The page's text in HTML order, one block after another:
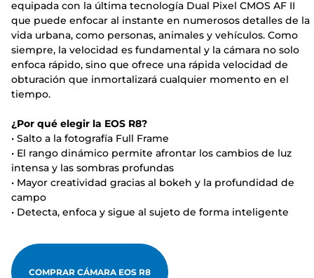
equipada con la última tecnología Dual Pixel CMOS AF II
que puede enfocar al instante en numerosos detalles de la
vida urbana, como personas, animales y vehículos. Como
siempre, la velocidad es fundamental y la cámara no solo
enfoca rápido, sino que ofrece una rápida velocidad de
obturación que inmortalizará cualquier momento en el
tiempo.
¿Por qué elegir la EOS R8?
• Salto a la fotografía Full Frame
• El rango dinámico permite afrontar los cambios de luz
intensa y las sombras profundas
• Mayor creatividad gracias al bokeh y la profundidad de
campo
• Detecta, enfoca y sigue al sujeto de forma inteligente
COMPRAR CÁMARA EOS R8